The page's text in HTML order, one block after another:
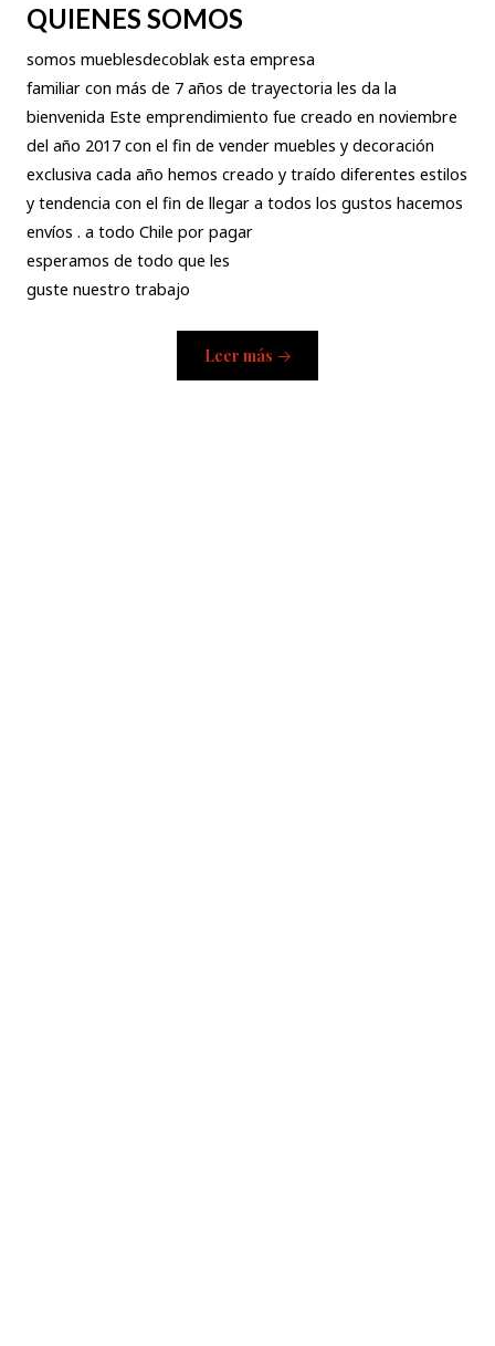
QUIENES SOMOS
somos mueblesdecoblak esta empresa
familiar con más de 7 años de trayectoria les da la
bienvenida Este emprendimiento fue creado en noviembre
del año 2017 con el fin de vender muebles y decoración
exclusiva cada año hemos creado y traído diferentes estilos
y tendencia con el fin de llegar a todos los gustos hacemos
envíos . a todo Chile por pagar
esperamos de todo que les
guste nuestro trabajo
Leer más